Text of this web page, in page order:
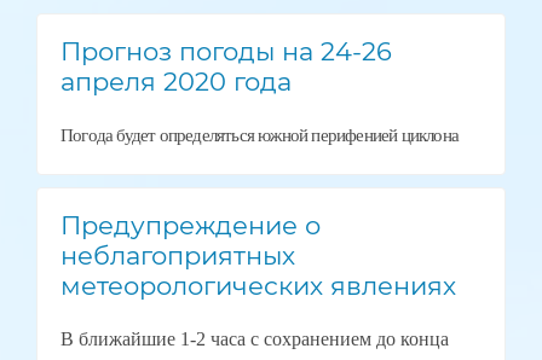
Прогноз погоды на 24-26
апреля 2020 года
Погода будет определяться южной перифенией циклона
Предупреждение о
неблагоприятных
метеорологических явлениях
В ближайшие 1-2 часа с сохранением до конца